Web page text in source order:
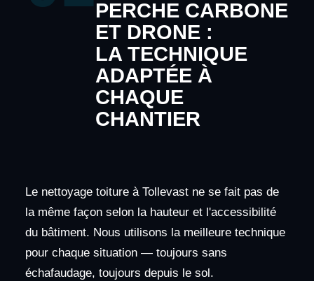
PERCHE CARBONE
ET DRONE :
LA TECHNIQUE
ADAPTÉE À
CHAQUE
CHANTIER
Le nettoyage toiture à Tollevast ne se fait pas de
la même façon selon la hauteur et l'accessibilité
du bâtiment. Nous utilisons la meilleure technique
pour chaque situation — toujours sans
échafaudage, toujours depuis le sol.